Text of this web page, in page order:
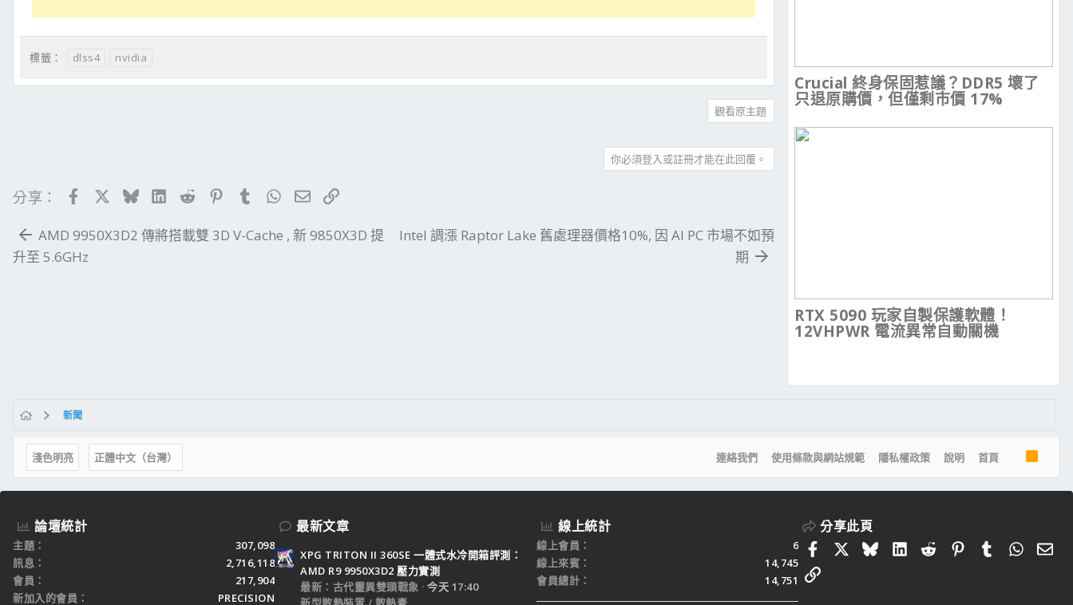
標籤： dlss4 nvidia
觀看原主題
你必須登入或註冊才能在此回覆。
分享： FacebookBlueskyLinkedIn
RedditPinterestTumblrWhatsApp
電子郵件
連結
AMD 9950X3D2 傳將搭載雙 3D V-Cache , 新 9850X3D 提
升至 5.6GHz
Intel 調漲 Raptor Lake 舊處理器價格10%, 因 AI PC 市場不如預
期
Crucial 終身保固惹議？DDR5 壞了
只退原購價，但僅剩市價 17%
RTX 5090 玩家自製保護軟體！
12VHPWR 電流異常自動關機
新聞
淺色明亮 正體中文（台灣） 連絡我們 使用條款與網站規範 隱私權政策 說明 首頁
S
論壇統計
主題
307,098
訊息
2,716,118
會員
217,904
新加入的會員
PRECISION
最新文章
XPG TRITON II 360SE 一體式水冷開箱評測：
AMD R9 9950X3D2 壓力實測
最新：古代靈異雙頭戰象
今天 17:40
線上統計
線上會員
6
線上來賓
14,745
會員總計
14,751
分享此頁
FacebookBlueskyLinkedIn
RedditPinterestTumblr 電
連結